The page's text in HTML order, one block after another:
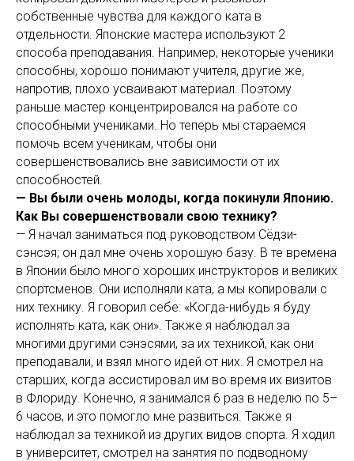
собственные чувства для каждого ката в
отдельности. Японские мастера используют 2
способа преподавания. Например, некоторые ученики
способны, хорошо понимают учителя, другие же,
напротив, плохо усваивают материал. Поэтому
раньше мастер концентрировался на работе со
способными учениками. Но теперь мы стараемся
помочь всем ученикам, чтобы они
совершенствовались вне зависимости от их
способностей.
— Вы были очень молоды, когда покинули Японию.
Как Вы совершенствовали свою технику?
— Я начал заниматься под руководством Сёдзи-
сэнсэя; он дал мне очень хорошую базу. В те времена
в Японии было много хороших инструкторов и великих
спортсменов. Они исполняли ката, а мы копировали с
них технику. Я говорил себе: «Когда-нибудь я буду
исполнять ката, как они». Также я наблюдал за
многими другими сэнэсями, за их техникой, как они
преподавали, и взял много идей от них. Я смотрел на
старших, когда ассистировал им во время их визитов
в Флориду. Конечно, я занимался 6 раз в неделю по 5–
6 часов, и это помогло мне развиться. Также я
наблюдал за техникой из других видов спорта. Я ходил
в университет, смотрел на занятия по подводному